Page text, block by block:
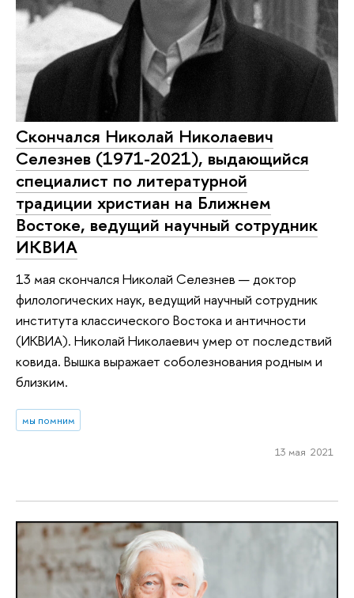
Скончался Николай Николаевич
Селезнев (1971-2021), выдающийся
специалист по литературной
традиции христиан на Ближнем
Востоке, ведущий научный сотрудник
ИКВИА
13 мая скончался Николай Селезнев — доктор
филологических наук, ведущий научный сотрудник
института классического Востока и античности
(ИКВИА). Николай Николаевич умер от последствий
ковида. Вышка выражает соболезнования родным и
близким.
мы помним
13 мая 2021